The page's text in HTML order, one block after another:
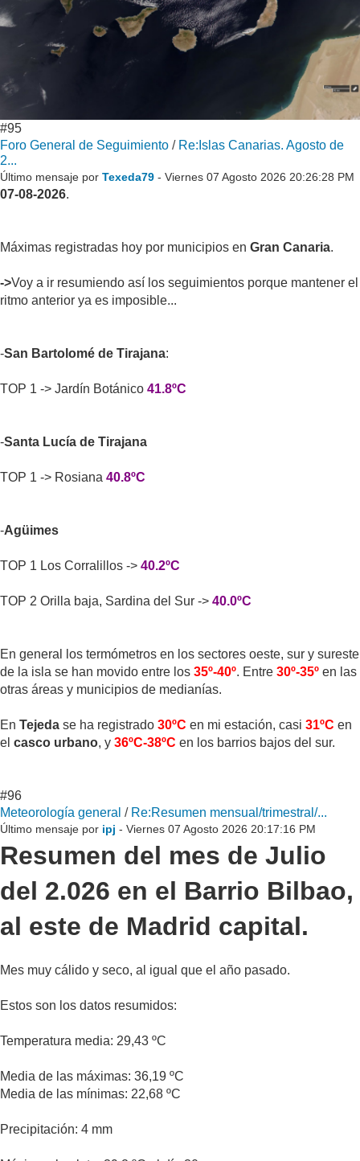
#95
Foro General de Seguimiento / Re:Islas Canarias. Agosto de
2...
Último mensaje por Texeda79 - Viernes 07 Agosto 2026 20:26:28 PM
07-08-2026.
Máximas registradas hoy por municipios en Gran Canaria.
->Voy a ir resumiendo así los seguimientos porque mantener el
ritmo anterior ya es imposible...
-San Bartolomé de Tirajana:
TOP 1 -> Jardín Botánico 41.8ºC
-Santa Lucía de Tirajana
TOP 1 -> Rosiana 40.8ºC
-Agüimes
TOP 1 Los Corralillos -> 40.2ºC
TOP 2 Orilla baja, Sardina del Sur -> 40.0ºC
En general los termómetros en los sectores oeste, sur y sureste
de la isla se han movido entre los 35º-40º. Entre 30º-35º en las
otras áreas y municipios de medianías.
En Tejeda se ha registrado 30ºC en mi estación, casi 31ºC en
el casco urbano, y 36ºC-38ºC en los barrios bajos del sur.
#96
Meteorología general / Re:Resumen mensual/trimestral/...
Último mensaje por ipj - Viernes 07 Agosto 2026 20:17:16 PM
Resumen del mes de Julio
del 2.026 en el Barrio Bilbao,
al este de Madrid capital.
Mes muy cálido y seco, al igual que el año pasado.
Estos son los datos resumidos:
Temperatura media: 29,43 ºC
Media de las máximas: 36,19 ºC
Media de las mínimas: 22,68 ºC
Precipitación: 4 mm